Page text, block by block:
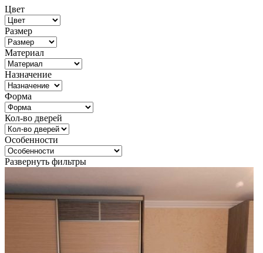
Цвет
Размер
Материал
Назначение
Форма
Кол-во дверей
Особенности
Развернуть фильтры